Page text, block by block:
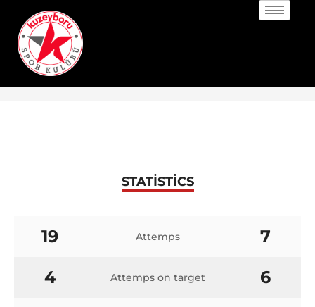
STATISTICS
19 Attemps
7
4
Attemps on target
6